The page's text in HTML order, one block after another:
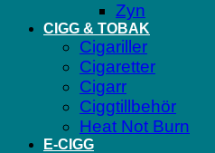
Zyn
CIGG & TOBAK
Cigariller
Cigaretter
Cigarr
Ciggtillbehör
Heat Not Burn
E-CIGG